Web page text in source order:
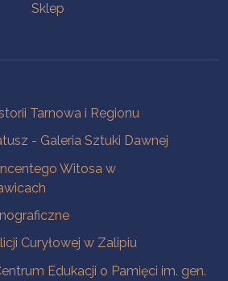
Sklep
Tarnowa i Regionu
- Galeria Sztuki Dawnej
Witosa w
Curyłowej w Zalipiu
Edukacji o Pamięci im. gen.